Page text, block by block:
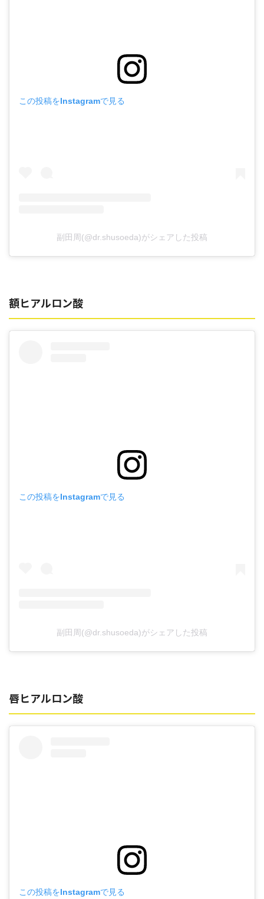
この投稿をInstagramで見る
副田周(@dr.shusoeda)がシェアした投稿
額ヒアルロン酸
この投稿をInstagramで見る
副田周(@dr.shusoeda)がシェアした投稿
唇ヒアルロン酸
この投稿をInstagramで見る